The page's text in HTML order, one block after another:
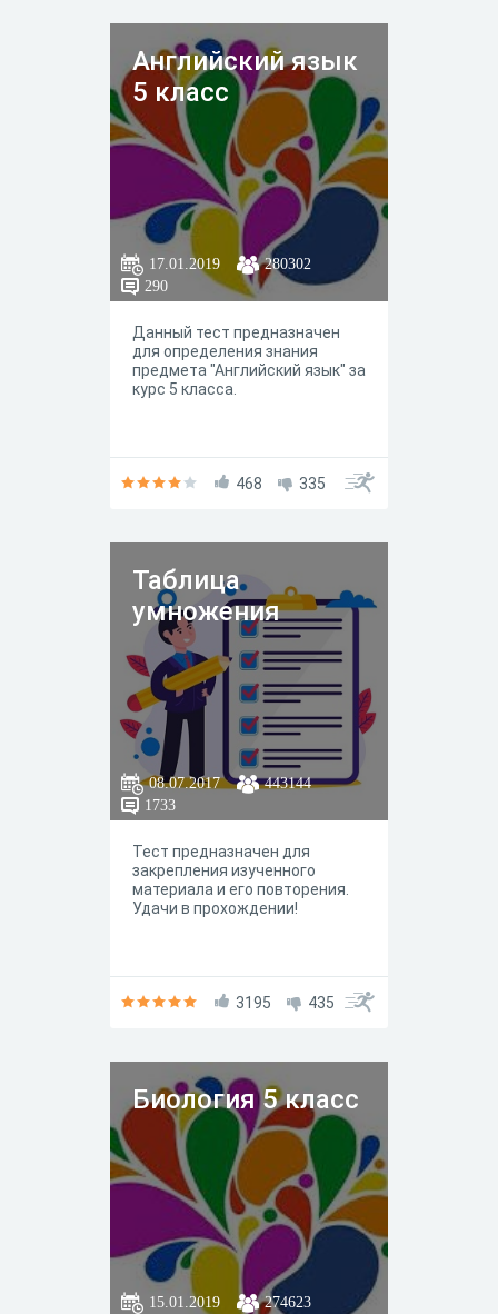
Английский язык
5 класс
17.01.2019
280302
290
Данный тест предназначен
для определения знания
предмета "Английский язык" за
курс 5 класса.
468 335
Таблица
умножения
08.07.2017
443144
1733
Тест предназначен для
закрепления изученного
материала и его повторения.
Удачи в прохождении!
3195 435
Биология 5 класс
15.01.2019
274623